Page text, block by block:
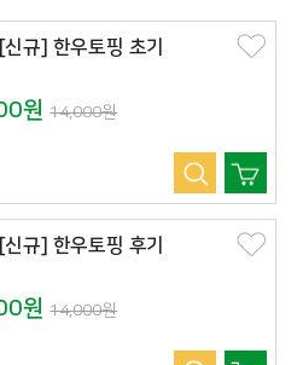
규] 한우토핑 초기
원14,000원
규] 한우토핑 후기
원14,000원